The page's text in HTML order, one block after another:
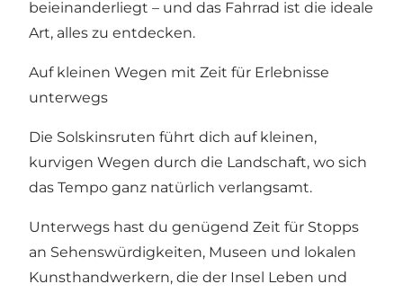
beieinanderliegt – und das Fahrrad ist die ideale
Art, alles zu entdecken.
Auf kleinen Wegen mit Zeit für Erlebnisse
unterwegs
Die Solskinsruten führt dich auf kleinen,
kurvigen Wegen durch die Landschaft, wo sich
das Tempo ganz natürlich verlangsamt.
Unterwegs hast du genügend Zeit für Stopps
an Sehenswürdigkeiten, Museen und lokalen
Kunsthandwerkern, die der Insel Leben und